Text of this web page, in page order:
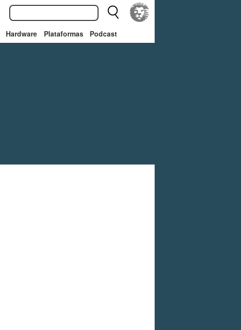
Hardware Plataformas Podcast